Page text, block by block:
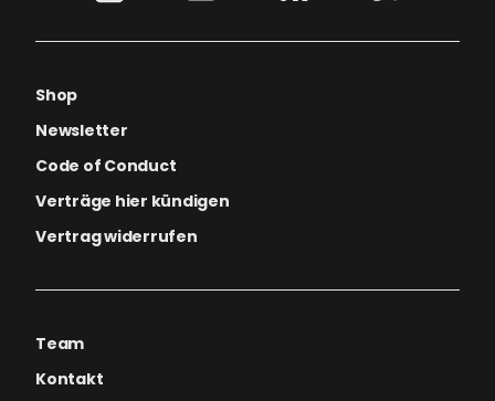
Shop
Newsletter
Code of Conduct
Verträge hier kündigen
Vertrag widerrufen
Team
Kontakt